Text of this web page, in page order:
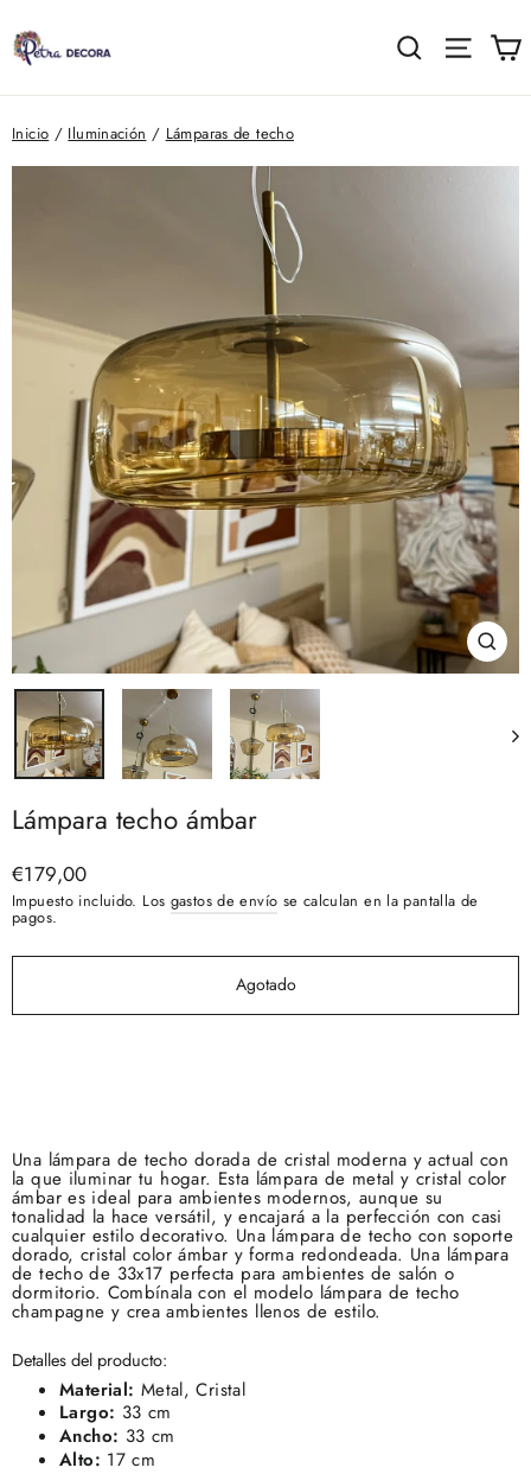
directamente
contenido
Buscar
Inicio / Iluminación / Lámparas de techo
(esc)
Lámpara techo ámbar
Precio
habitual
€179,00
Impuesto incluido. Los gastos de envío se calculan en la pantalla de
pagos.
Agotado
Una lámpara de techo dorada de cristal moderna y actual con
la que iluminar tu hogar. Esta lámpara de metal y cristal color
ámbar es ideal para ambientes modernos, aunque su
tonalidad la hace versátil, y encajará a la perfección con casi
cualquier estilo decorativo. Una lámpara de techo con soporte
dorado, cristal color ámbar y forma redondeada. Una lámpara
de techo de 33x17 perfecta para ambientes de salón o
dormitorio. Combínala con el modelo lámpara de techo
champagne y crea ambientes llenos de estilo.
Detalles del producto:
Material: Metal, Cristal
Largo: 33 cm
Ancho: 33 cm
Alto: 17 cm